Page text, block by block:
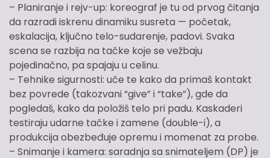
– Planiranje i rejv-up: koreograf je tu od prvog čitanja
da razradi iskrenu dinamiku susreta — početak,
eskalacija, ključno telo-sudarenje, padovi. Svaka
scena se razbija na tačke koje se vežbaju
pojedinačno, pa spajaju u celinu.
– Tehnike sigurnosti: uče te kako da primaš kontakt
bez povrede (takozvani “give” i “take”), gde da
pogledaš, kako da položiš telo pri padu. Kaskaderi
testiraju udarne tačke i zamene (double-i), a
produkcija obezbeđuje opremu i momenat za probe.
– Snimanje i kamera: saradnja sa snimateljem (DP) je